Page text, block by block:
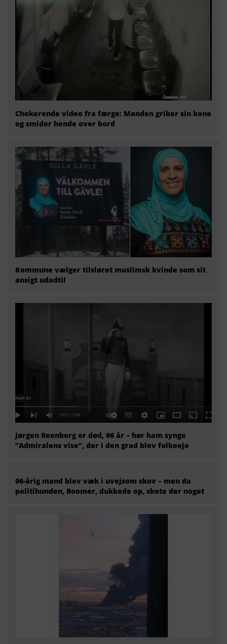
Chokerende video fra færge: Manden griber sin kone
og smider hende over bord
Kommune vælger tilsløret muslimsk kvinde som sit
ansigt udadtil
Jørgen Reenberg er død, 96 år – hør ham synge
“Admiralens vise”, der i den grad blev folkeeje
96-årig mand blev væk i uvejsom skov – men da
politihunden, Boomer, dukkede op, skete der noget